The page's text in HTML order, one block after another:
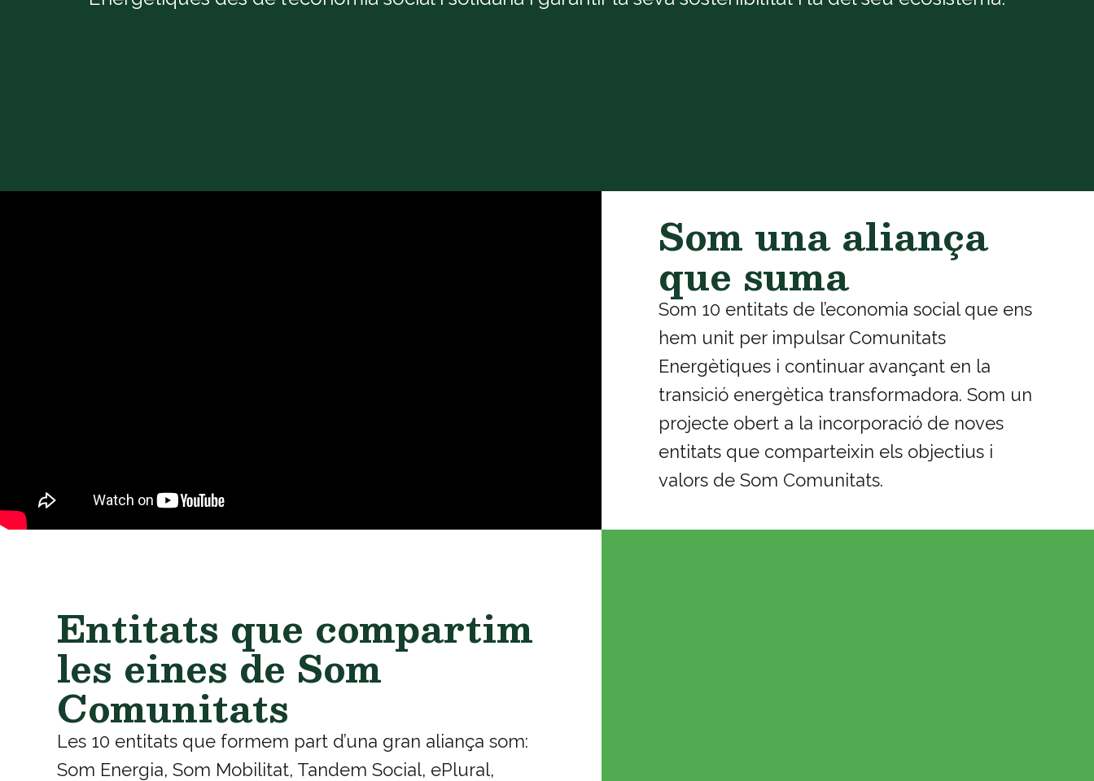
Som una aliança
que suma
Som 10 entitats de l’economia social que ens
hem unit per impulsar Comunitats
Energètiques i continuar avançant en la
transició energètica transformadora. Som un
projecte obert a la incorporació de noves
entitats que comparteixin els objectius i
valors de Som Comunitats.
Entitats que compartim
les eines de Som
Comunitats
Les 10 entitats que formem part d’una gran aliança som:
Som Energia, Som Mobilitat, Tandem Social, ePlural,